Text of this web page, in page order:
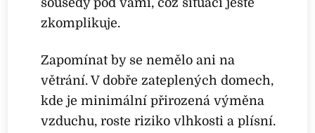
sousedy pod vámi, což situaci ještě
zkomplikuje.
Zapomínat by se nemělo ani na
větrání. V dobře zateplených domech,
kde je minimální přirozená výměna
vzduchu, roste riziko vlhkosti a plísní.